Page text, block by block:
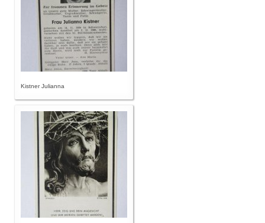
Kistner Julianna